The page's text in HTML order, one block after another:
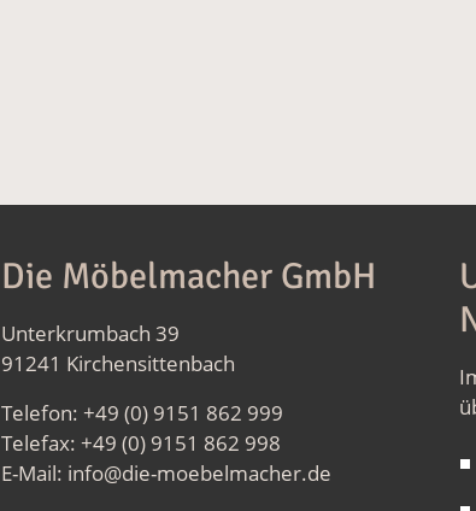
Die Möbelmacher GmbH
Unterkrumbach 39
91241 Kirchensittenbach
Telefon: +49 (0) 9151 862 999
Telefax: +49 (0) 9151 862 998
E-Mail: info@die-moebelmacher.de